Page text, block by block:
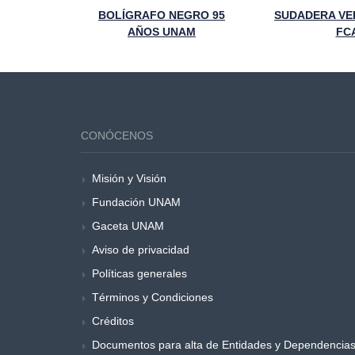
BOLÍGRAFO NEGRO 95
AÑOS UNAM
SUDADERA
CONÓCENOS
Misión y Visión
Fundación UNAM
Gaceta UNAM
Aviso de privacidad
Políticas generales
Términos y Condiciones
Créditos
Documentos para alta de Entidades y Dependencias